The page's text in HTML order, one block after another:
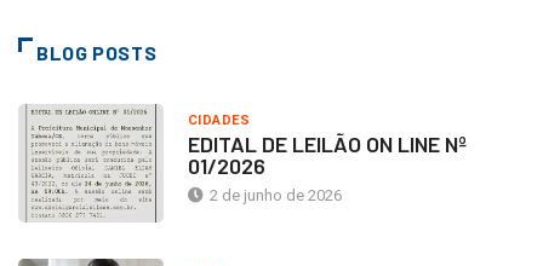
BLOG POSTS
CIDADES
EDITAL DE LEILÃO ON LINE Nº
01/2026
2 de junho de 2026